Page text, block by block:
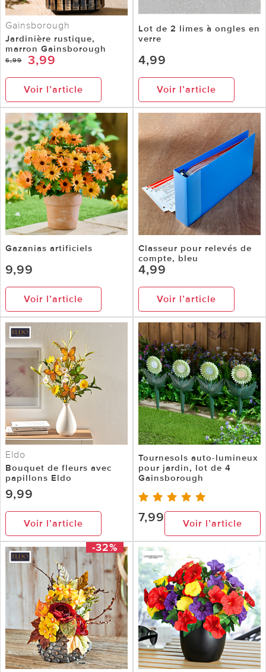
Gainsborough
Jardinière rustique,
marron Gainsborough
6,99 3,99
Voir l’article
Lot de 2 limes à ongles en
verre
4,99
Voir l’article
Gazanias artificiels
9,99
Voir l’article
Classeur pour relevés de
compte, bleu
4,99
Voir l’article
Eldo
Bouquet de fleurs avec
papillons Eldo
9,99
Voir l’article
Tournesols auto-lumineux
pour jardin, lot de 4
Gainsborough
7,99 Voir l’article
-32%